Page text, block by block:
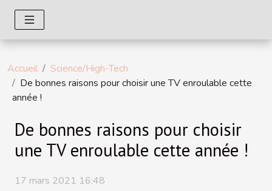
Accueil
Science/High-Tech
De bonnes raisons pour choisir une TV enroulable cette
année !
De bonnes raisons pour choisir
une TV enroulable cette année !
17 mars 2021 16:48